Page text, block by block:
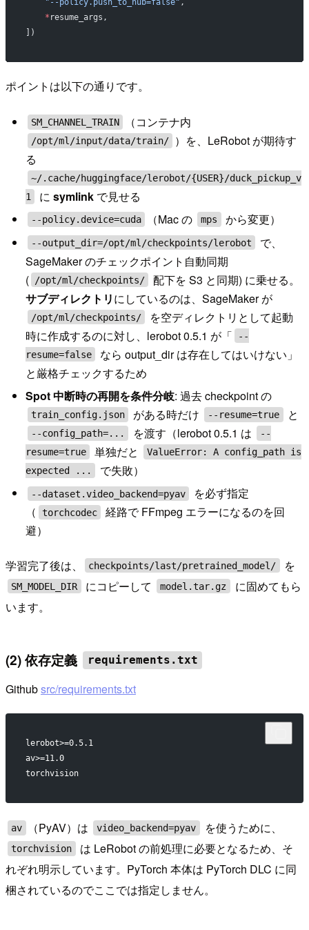
    *
resume_args,
])
ポイントは以下の通りです。
SM_CHANNEL_TRAIN （コンテナ内
/opt/ml/input/data/train/
）を、LeRobot が期待す
る
~/.cache/huggingface/lerobot/{USER}/duck_pickup_v
1
に symlinkで見せる
--policy.device=cuda （Mac の mps から変更）
--output_dir=/opt/ml/checkpoints/lerobot
で、
SageMaker のチェックポイント自動同期
(
/opt/ml/checkpoints/
配下を S3 と同期) に乗せる。
サブディレクトリにしているのは、SageMaker が
/opt/ml/checkpoints/
を空ディレクトリとして起動
時に作成するのに対し、lerobot 0.5.1 が「
--
resume=false
なら output_dir は存在してはいけない」
と厳格チェックするため
Spot 中断時の再開を条件分岐: 過去 checkpoint の
train_config.json がある時だけ --resume=true と
--config_path=... を渡す（lerobot 0.5.1 は
--
resume=true
単独だと
ValueError: A config_path is
expected ...
で失敗）
--dataset.video_backend=pyav
を必ず指定
（
torchcodec
経路で FFmpeg エラーになるのを回
避）
学習完了後は、 checkpoints/last/pretrained_model/ を
SM_MODEL_DIR にコピーして model.tar.gz
に固めてもら
います。
(2) 依存定義 requirements.txt
Githubsrc/requirements.txt
lerobot>=0.5.1
av>=11.0
torchvision
av （PyAV）は video_backend=pyav を使うために、
torchvision
は LeRobot の前処理に必要となるため、そ
れぞれ明示しています。PyTorch 本体は PyTorch DLC に同
梱されているのでここでは指定しません。